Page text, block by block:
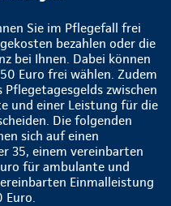
Sie im Pflegefall frei
bezahlen oder die
bei Ihnen. Dabei können
Euro frei wählen. Zudem
zwischen
und einer Leistung für die
Die folgenden
sich auf einen
35, einem vereinbarten
für ambulante und
Einmalleistung